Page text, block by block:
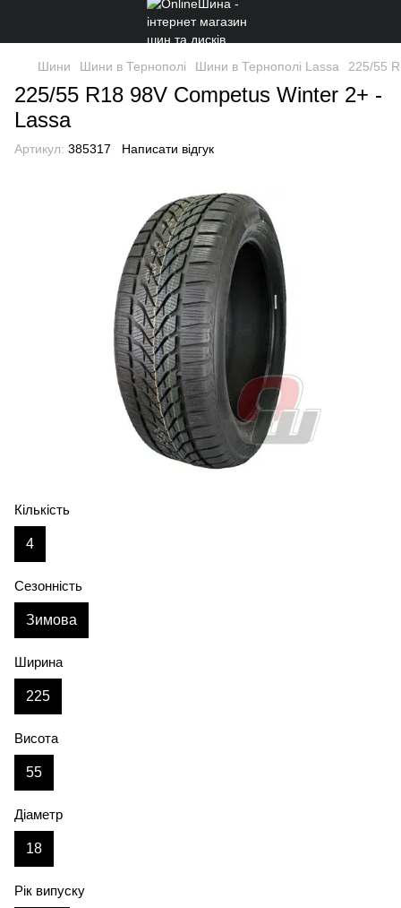
Шини Шини в Тернополі Шини в Тернополі Lassa 225/55
225/55 R18 98V Competus Winter 2+ -
Lassa
Артикул: 385317 Написати відгук
Кількість
4
Сезонність
Зимова
Ширина
225
Висота
55
Діаметр
18
Рік випуску